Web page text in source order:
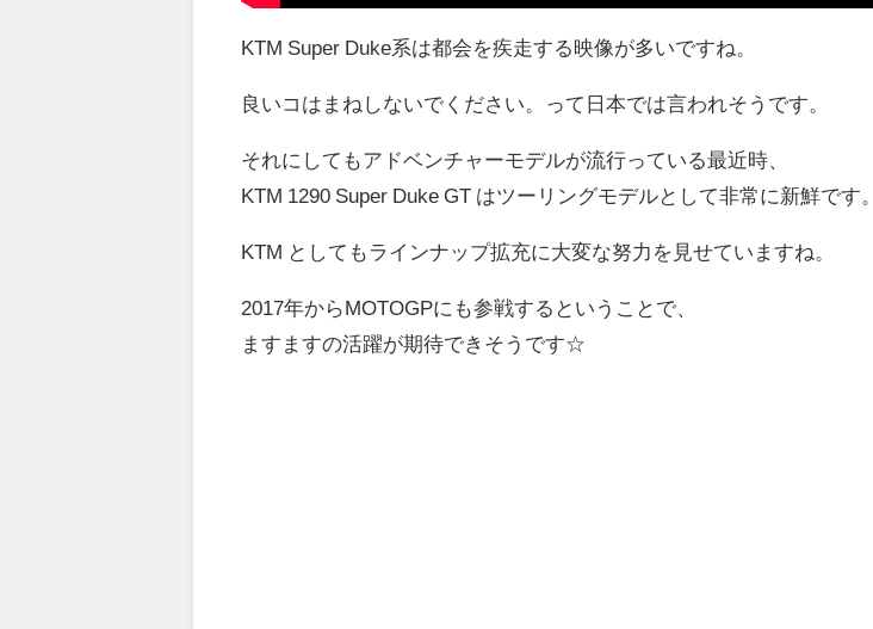
KTM Super Duke系は都会を疾走する映像が多いですね。
良いコはまねしないでください。って日本では言われそうです。
それにしてもアドベンチャーモデルが流行っている最近時、
KTM 1290 Super Duke GT はツーリングモデルとして非常に新鮮です。
KTM としてもラインナップ拡充に大変な努力を見せていますね。
2017年からMOTOGPにも参戦するということで、
ますますの活躍が期待できそうです☆